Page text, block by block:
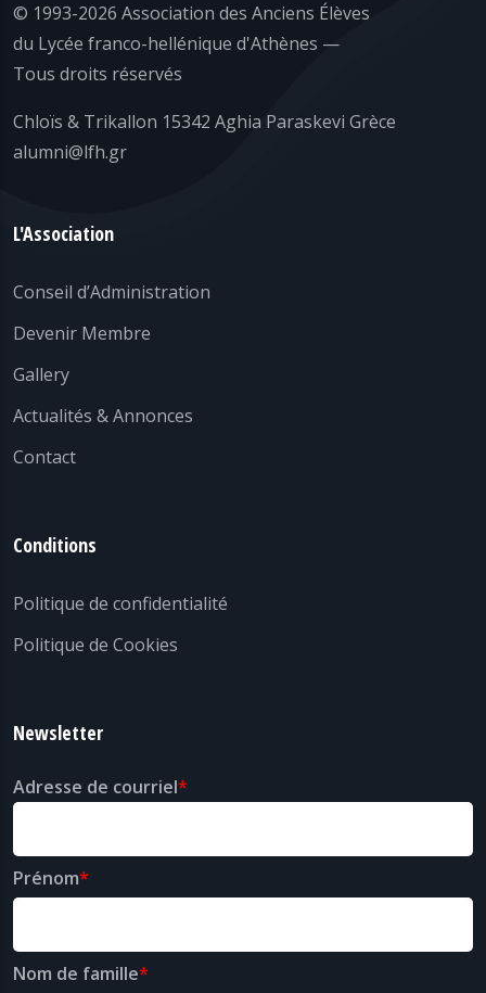
© 1993-2026 Association des Anciens Élèves
du Lycée franco-hellénique d'Athènes —
Tous droits réservés
Chloïs & Trikallon 15342 Aghia Paraskevi Grèce
alumni@lfh.gr
L'Association
Conseil d’Administration
Devenir Membre
Gallery
Actualités & Annonces
Contact
Conditions
Politique de confidentialité
Politique de Cookies
Newsletter
Adresse de courriel
Prénom
Nom de famille